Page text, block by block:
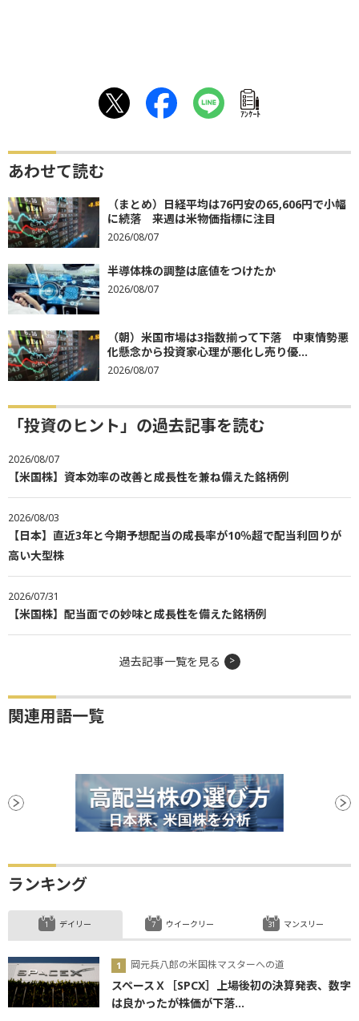
ｱﾝｹｰﾄ
あわせて読む
（まとめ）日経平均は76円安の65,606円で小幅
に続落 来週は米物価指標に注目
2026/08/07
半導体株の調整は底値をつけたか
2026/08/07
（朝）米国市場は3指数揃って下落 中東情勢悪
化懸念から投資家心理が悪化し売り優...
2026/08/07
「投資のヒント」の過去記事を読む
2026/08/07
【米国株】資本効率の改善と成長性を兼ね備えた銘柄例
2026/08/03
【日本】直近3年と今期予想配当の成長率が10％超で配当利回りが
高い大型株
2026/07/31
【米国株】配当面での妙味と成長性を備えた銘柄例
過去記事一覧を見る
関連用語一覧
ランキング
デイリー
岡元兵八郎の米国株マスターへの道
スペースＸ［SPCX］上場後初の決算発表、数字
は良かったが株価が下落...
ウイークリー マンスリー